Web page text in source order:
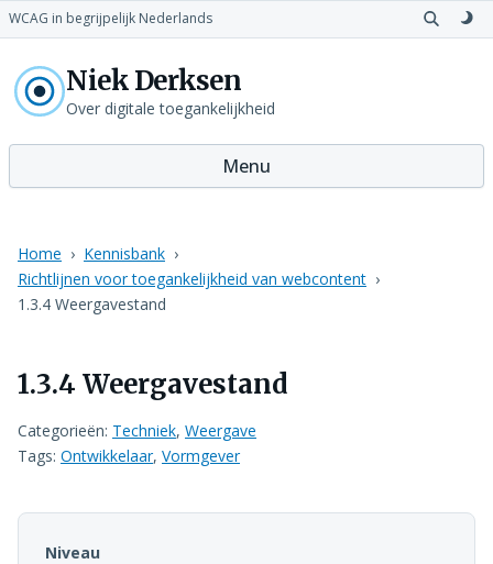
WCAG in begrijpelijk Nederlands
Open
Niek Derksen
Over digitale toegankelijkheid
Menu
Home
Kennisbank
Richtlijnen voor toegankelijkheid van webcontent
1.3.4 Weergavestand
1.3.4 Weergavestand
Categorieën: Techniek, Weergave
Tags: Ontwikkelaar, Vormgever
Niveau